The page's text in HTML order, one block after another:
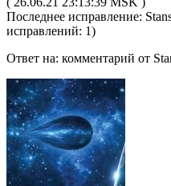
Последнее исправление:
исправлений: 1)
Ответ на: комментарий от